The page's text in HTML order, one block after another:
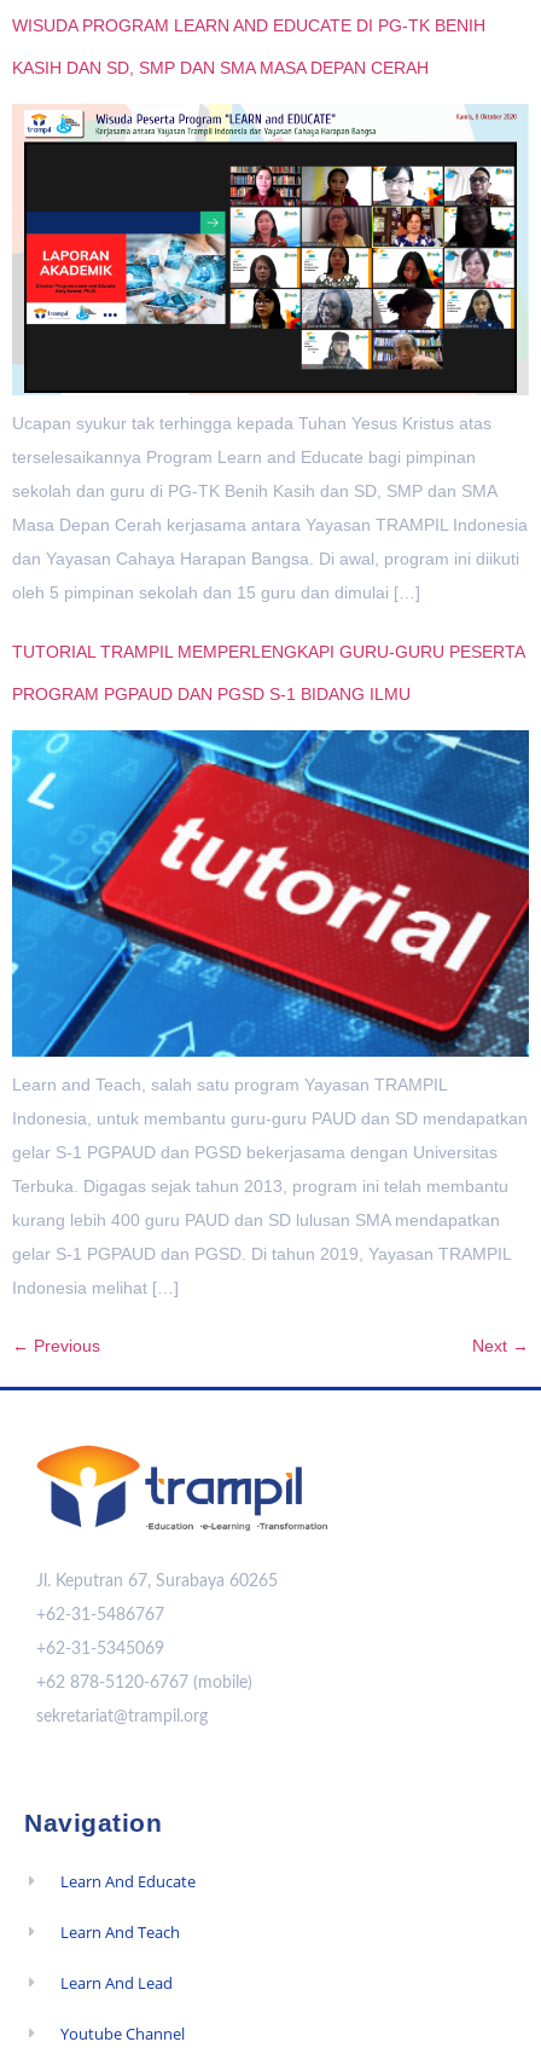
WISUDA PROGRAM LEARN AND EDUCATE DI PG-TK BENIH
KASIH DAN SD, SMP DAN SMA MASA DEPAN CERAH
Ucapan syukur tak terhingga kepada Tuhan Yesus Kristus atas
terselesaikannya Program Learn and Educate bagi pimpinan
sekolah dan guru di PG-TK Benih Kasih dan SD, SMP dan SMA
Masa Depan Cerah kerjasama antara Yayasan TRAMPIL Indonesia
dan Yayasan Cahaya Harapan Bangsa. Di awal, program ini diikuti
oleh 5 pimpinan sekolah dan 15 guru dan dimulai […]
TUTORIAL TRAMPIL MEMPERLENGKAPI GURU-GURU PESERTA
PROGRAM PGPAUD DAN PGSD S-1 BIDANG ILMU
Learn and Teach, salah satu program Yayasan TRAMPIL
Indonesia, untuk membantu guru-guru PAUD dan SD mendapatkan
gelar S-1 PGPAUD dan PGSD bekerjasama dengan Universitas
Terbuka. Digagas sejak tahun 2013, program ini telah membantu
kurang lebih 400 guru PAUD dan SD lulusan SMA mendapatkan
gelar S-1 PGPAUD dan PGSD. Di tahun 2019, Yayasan TRAMPIL
Indonesia melihat […]
← Previous Next →
Jl. Keputran 67, Surabaya 60265
+62-31-5486767
+62-31-5345069
+62 878-5120-6767 (mobile)
sekretariat@trampil.org
Navigation
Learn And Educate
Learn And Teach
Learn And Lead
Youtube Channel